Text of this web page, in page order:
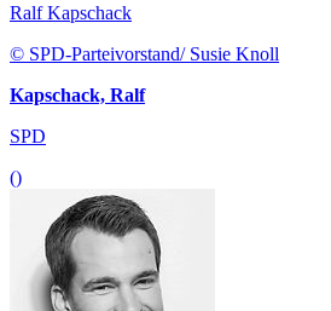
Ralf Kapschack
© SPD-Parteivorstand/ Susie Knoll
Kapschack, Ralf
SPD
()